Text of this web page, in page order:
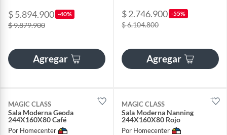
$ 5.894.900 -40%
$ 9.879.900
Agregar
$ 2.746.900 -55%
$ 6.104.800
Agregar
MAGIC CLASS
Sala Moderna Geoda
244X160X80 Café
Por Homecenter
MAGIC CLASS
Sala Moderna Nanning
244X160X80 Rojo
Por Homecenter